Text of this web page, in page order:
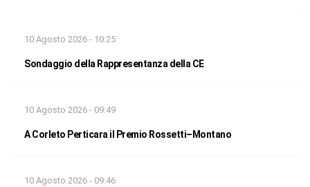
10 Agosto 2026 - 10:25
Sondaggio della Rappresentanza della CE
10 Agosto 2026 - 09:49
A Corleto Perticara il Premio Rossetti–Montano
10 Agosto 2026 - 09:46